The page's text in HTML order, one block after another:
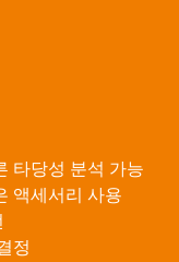
타당성 분석 가능
액세서리 사용
정